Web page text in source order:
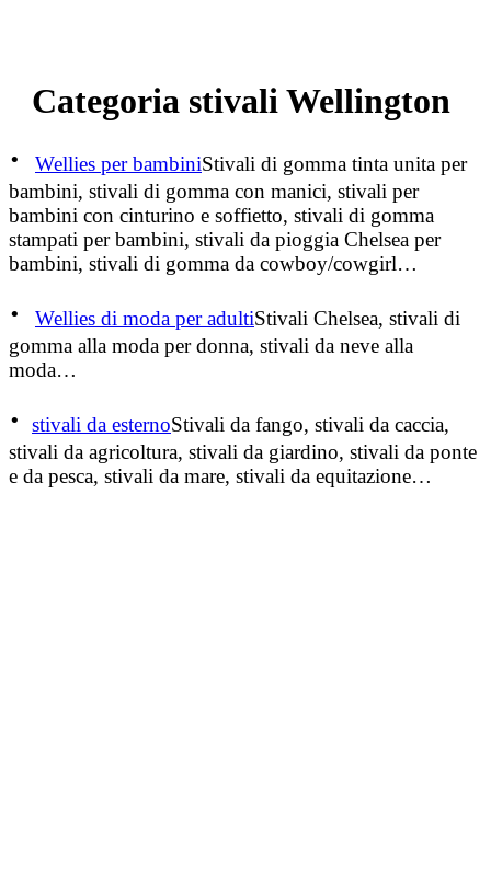
Categoria stivali Wellington
·
Wellies per bambiniStivali di gomma tinta unita per
bambini, stivali di gomma con manici, stivali per
bambini con cinturino e soffietto, stivali di gomma
stampati per bambini, stivali da pioggia Chelsea per
bambini, stivali di gomma da cowboy/cowgirl…
· Wellies di moda per adultiStivali Chelsea, stivali di
gomma alla moda per donna, stivali da neve alla
moda…
· stivali da esternoStivali da fango, stivali da caccia,
stivali da agricoltura, stivali da giardino, stivali da ponte
e da pesca, stivali da mare, stivali da equitazione…